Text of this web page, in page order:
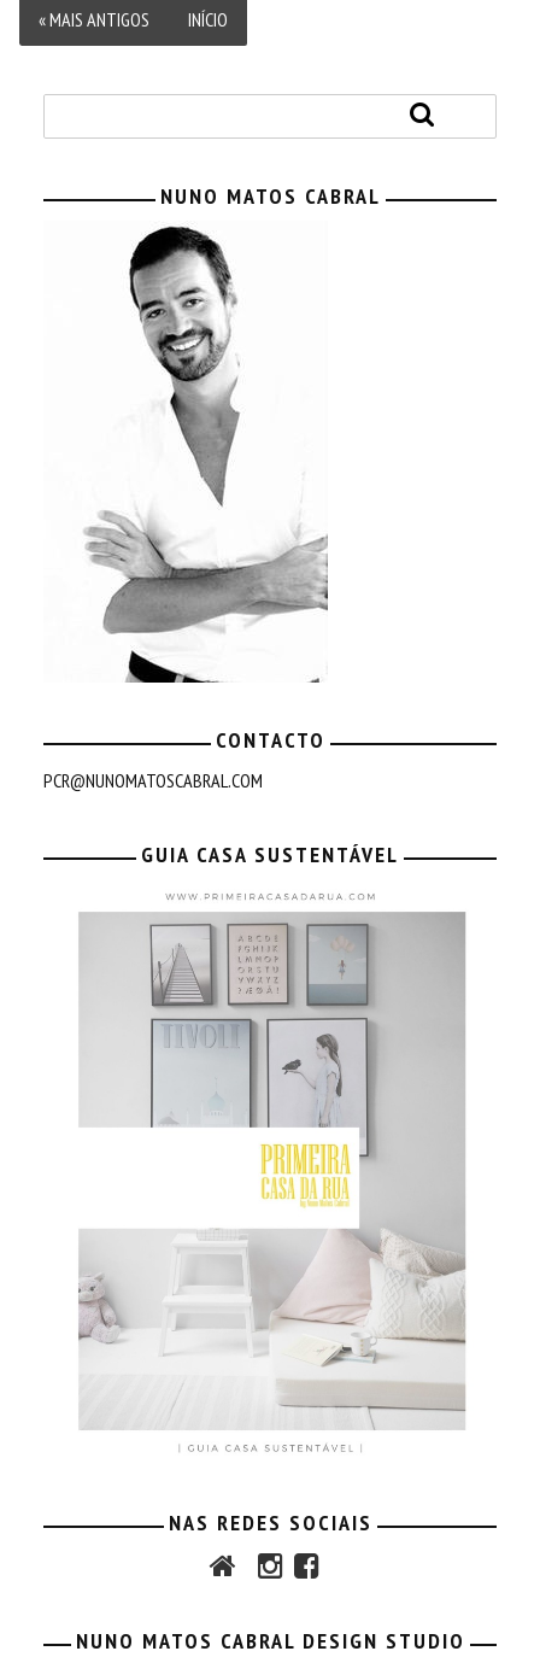
« MAIS ANTIGOS INÍCIO
NUNO MATOS CABRAL
CONTACTO
PCR@NUNOMATOSCABRAL.COM
GUIA CASA SUSTENTÁVEL
NAS REDES SOCIAIS
NUNO MATOS CABRAL DESIGN STUDIO